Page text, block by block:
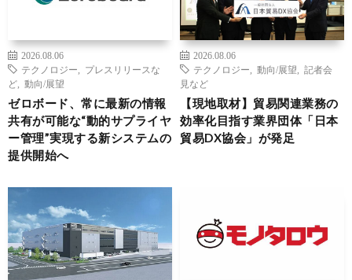
2026.08.06
テクノロジー
プレスリリースな
ど
動向/展望
ゼロボード、常に最新の情報
共有が可能な“動的サプライヤ
ー管理”実現する新システムの
提供開始へ
2026.08.06
テクノロジー
動向/展望
記者会
見など
【現地取材】貿易関連業務の
効率化目指す業界団体「日本
貿易DX協会」が発足